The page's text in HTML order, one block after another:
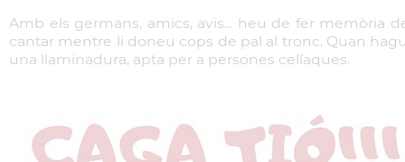
Amb els germans, amics, avis... heu de fer memòria
cantar mentre li doneu cops de pal al tronc. Quan
una llaminadura, apta per a persones celíaques.